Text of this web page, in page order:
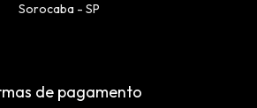
Sorocaba - SP
de pagamento